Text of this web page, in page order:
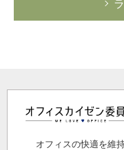
オフィスの快適を維